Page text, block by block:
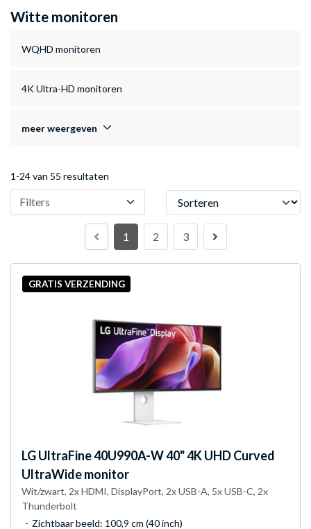
Witte monitoren
WQHD monitoren
4K Ultra-HD monitoren
meer weergeven
1-24 van 55 resultaten
Filters Sorteren
1 2 3
GRATIS VERZENDING
LGUltraFine 40U990A-W 40" 4K UHD Curved
UltraWide monitor
Wit/zwart, 2x HDMI, DisplayPort, 2x USB-A, 5x USB-C, 2x
Thunderbolt
Zichtbaar beeld: 100,9 cm (40 inch)